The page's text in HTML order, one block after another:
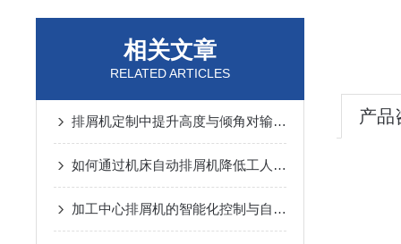
相关文章
RELATED ARTICLES
排屑机定制中提升高度与倾角对输送能力的动力学分析
如何通过机床自动排屑机降低工人劳动强度？
加工中心排屑机的智能化控制与自动化优势
产品